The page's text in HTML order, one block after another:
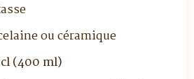
ou céramique
(400 ml)